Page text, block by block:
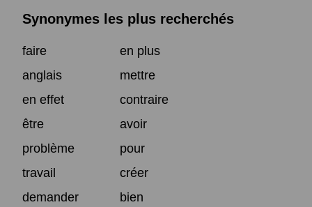
Synonymes les plus recherchés
faire
en plus
anglais
mettre
en effet
contraire
être
avoir
problème
pour
travail
créer
demander
bien